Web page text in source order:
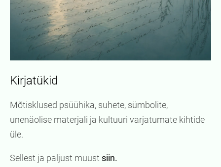
Kirjatükid
Mõtisklused psüühika, suhete, sümbolite,
unenäolise materjali ja kultuuri varjatumate kihtide
üle.
Sellest ja paljust muust siin.